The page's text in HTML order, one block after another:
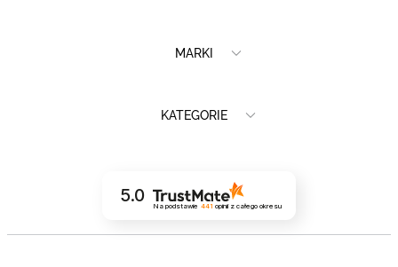
MARKI
KATEGORIE
5.0
Na podstawie 441 opinii z całego okresu